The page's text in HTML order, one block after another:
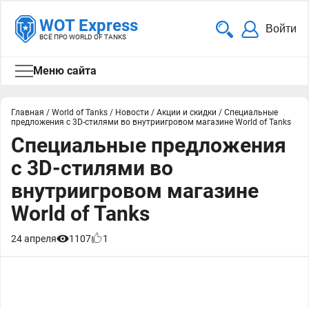
WOT Express
ВСЁ ПРО WORLD OF TANKS
Войти
Меню сайта
Главная / World of Tanks / Новости / Акции и скидки / Специальные
предложения c 3D-стилями во внутриигровом магазине World of Tanks
Специальные предложения
c 3D-стилями во
внутриигровом магазине
World of Tanks
24 апреля 1107 1